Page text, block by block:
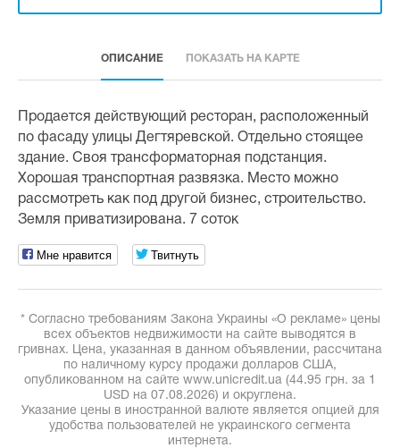
ОПИСАНИЕ ПОКАЗАТЬ НА КАРТЕ
Продается действующий ресторан, расположенный
по фасаду улицы Дегтяревской. Отдельно стоящее
здание. Своя трансформаторная подстанция.
Хорошая транспортная развязка. Место можно
рассмотреть как под другой бизнес, строительство.
Земля приватизирована. 7 соток
Мне нравится Твитнуть
* Согласно требованиям Закона Украины «О рекламе» цены
всех объектов недвижимости на сайте выводятся в
гривнах. Цена, указанная в данном объявлении, рассчитана
по наличному курсу продажи долларов США,
опубликованном на сайте www.unicredit.ua (44.95 грн. за 1
USD на 07.08.2026) и округлена.
Указание цены в иностранной валюте является опцией для
удобства пользователей не украинского сегмента
интернета.